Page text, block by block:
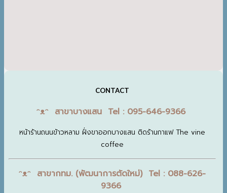
CONTACT
ᵔᴥᵔ สาขาบางแสน Tel : 095-646-9366
หน้าร้านถนนข้าวหลาม ฝั่งขาออกบางแสน ติดร้านกาแฟ The vine
coffee
ᵔᴥᵔ สาขากทม. (พัฒนาการตัดใหม่) Tel : 088-626-
9366